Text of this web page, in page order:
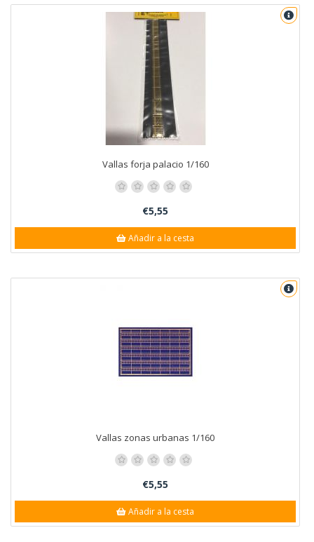
Vallas forja palacio 1/160
€5,55
Añadir a la cesta
Vallas zonas urbanas 1/160
€5,55
Añadir a la cesta